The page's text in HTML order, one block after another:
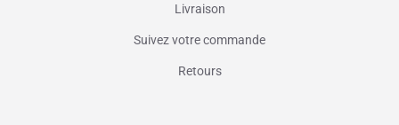
Livraison
Suivez votre commande
Retours